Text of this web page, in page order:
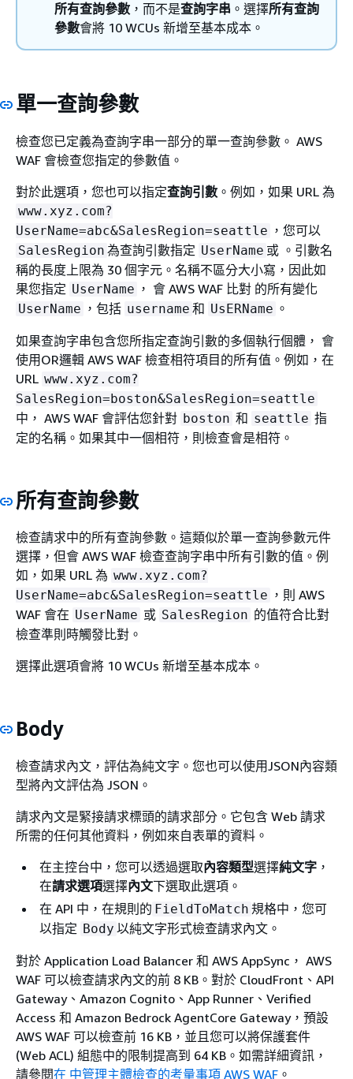
所有查詢參數 ，而不是查詢字串 。選擇所有查詢
參數會將 10 WCUs 新增至基本成本。
單一查詢參數
檢查您已定義為查詢字串一部分的單一查詢參數。 AWS
WAF 會檢查您指定的參數值。
對於此選項，您也可以指定查詢引數 。例如，如果 URL 為
www.xyz.com?
UserName=abc&SalesRegion=seattle ，您可以
SalesRegion 為查詢引數指定 UserName 或 。引數名
稱的長度上限為 30 個字元。名稱不區分大小寫，因此如
果您指定 UserName ， 會 AWS WAF 比對 的所有變化
UserName ，包括 username 和 UsERName 。
如果查詢字串包含您所指定查詢引數的多個執行個體， 會
使用OR邏輯 AWS WAF 檢查相符項目的所有值。例如，在
URL www.xyz.com?
SalesRegion=boston&SalesRegion=seattle
中， AWS WAF 會評估您針對 boston 和 seattle 指
定的名稱。如果其中一個相符，則檢查會是相符。
所有查詢參數
檢查請求中的所有查詢參數。這類似於單一查詢參數元件
選擇，但會 AWS WAF 檢查查詢字串中所有引數的值。例
如，如果 URL 為 www.xyz.com?
UserName=abc&SalesRegion=seattle ，則 AWS
WAF 會在 UserName 或 SalesRegion 的值符合比對
檢查準則時觸發比對。
選擇此選項會將 10 WCUs 新增至基本成本。
Body
檢查請求內文，評估為純文字。您也可以使用JSON內容類
型將內文評估為 JSON。
請求內文是緊接請求標頭的請求部分。它包含 Web 請求
所需的任何其他資料，例如來自表單的資料。
在主控台中，您可以透過選取內容類型選擇純文字 ，
在請求選項選擇內文下選取此選項。
在 API 中，在規則的 FieldToMatch 規格中，您可
以指定 Body 以純文字形式檢查請求內文。
對於 Application Load Balancer 和 AWS AppSync， AWS
WAF 可以檢查請求內文的前 8 KB。對於 CloudFront、API
Gateway、Amazon Cognito、App Runner、Verified
Access 和 Amazon Bedrock AgentCore Gateway，預設
AWS WAF 可以檢查前 16 KB，並且您可以將保護套件
(Web ACL) 組態中的限制提高到 64 KB。如需詳細資訊，
請參閱在 中管理主體檢查的考量事項 AWS WAF 。